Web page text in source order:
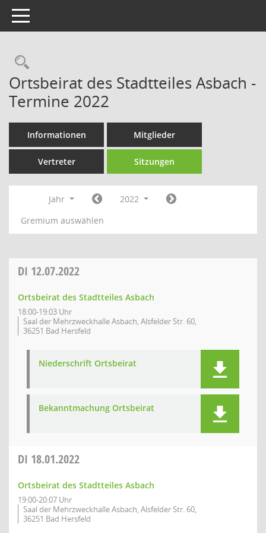
Toggle navigation
Rechercheauswahl
Ortsbeirat des Stadtteiles Asbach -
Termine 2022
Informationen Mitglieder
Vertreter Sitzungen
Jahr
2022
Gremium auswählen
DI 12.07.2022
Ortsbeirat des Stadtteiles Asbach
18:00-19:03 Uhr
Saal der Mehrzweckhalle Asbach, Alsfelder Str. 60,
36251 Bad Hersfeld
Niederschrift Ortsbeirat
Bekanntmachung Ortsbeirat
DI 18.01.2022
Ortsbeirat des Stadtteiles Asbach
19:00-20:07 Uhr
Saal der Mehrzweckhalle Asbach, Alsfelder Str. 60,
36251 Bad Hersfeld